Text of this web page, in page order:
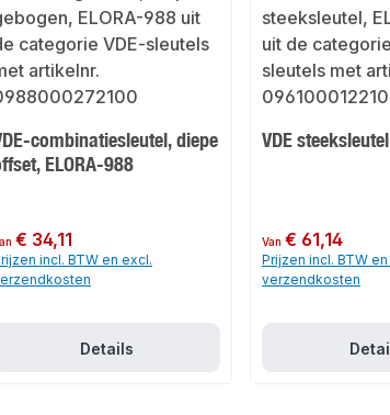
combinatiesleutel, diepe
ELORA-988
prijs:
€ 34,11
incl. BTW en excl.
Details
VDE
Normale prijs:
Van€ 61,14
Prijzen incl. BTW
verzendkosten